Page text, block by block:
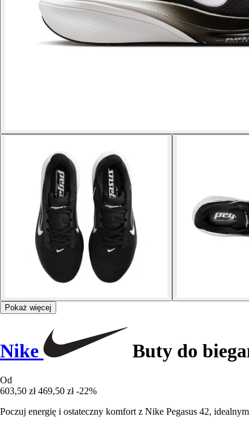
Pokaż więcej
Nike Buty do
Od
603,50 zł 469,50 zł -22%
Poczuj energię i ostateczny komfort z Nike Pegasus 42,